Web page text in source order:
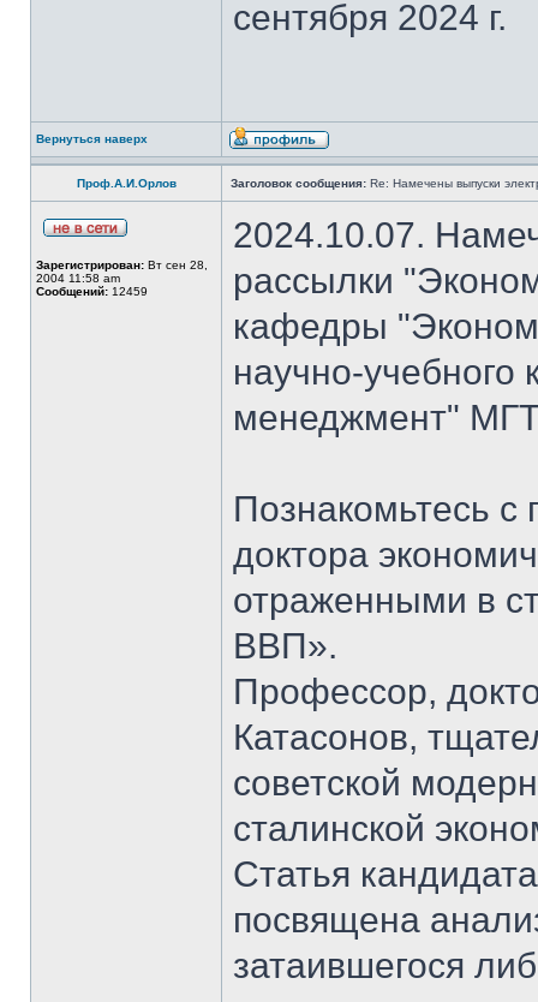
сентября 2024 г.
Вернуться наверх
Проф.А.И.Орлов Заголовок сообщения: Re: Намечены выпуски
Зарегистрирован: Вт сен 28,
2004 11:58 am
Сообщений: 12459
2024.10.07.
рассылки
кафедры
научно-
менеджмент"
Познакомьтесь
доктора
отраженными в
ВВП».
Профессор,
Катасонов,
советской
сталинской
Статья
посвящена
затаившегося